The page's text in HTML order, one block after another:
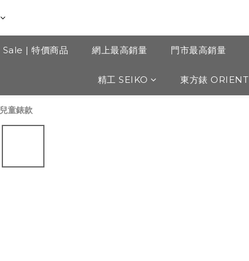
Sale | 特價商品 網上最高銷量 門市最高銷量
精工 SEIKO 東方錶 ORIENT
兒童錶款